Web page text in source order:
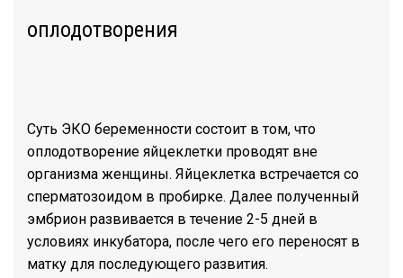
оплодотворения
Суть ЭКО беременности состоит в том, что
оплодотворение яйцеклетки проводят вне
организма женщины. Яйцеклетка встречается со
сперматозоидом в пробирке. Далее полученный
эмбрион развивается в течение 2-5 дней в
условиях инкубатора, после чего его переносят в
матку для последующего развития.